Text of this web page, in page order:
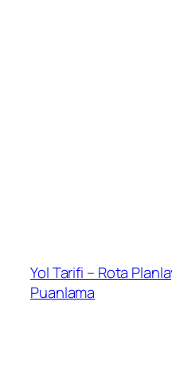
Yol Tarifi – Rota
Puanlama